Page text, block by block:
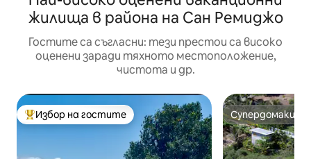
жилища в района на Сан Ремиджо
Гостите са съгласни: тези престои са високо
оценени заради тяхното местоположение,
чистота и др.
Най-популярен избор на гостите
Избор на гостите Супердомакин
Супердомакин